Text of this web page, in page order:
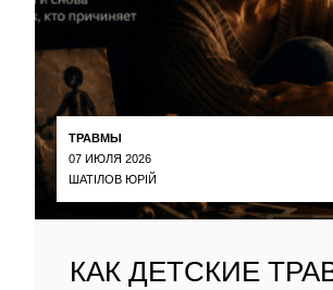
ТРАВМЫ
07 ИЮЛЯ 2026
ШАТІЛОВ ЮРІЙ
КАК ДЕТСКИЕ